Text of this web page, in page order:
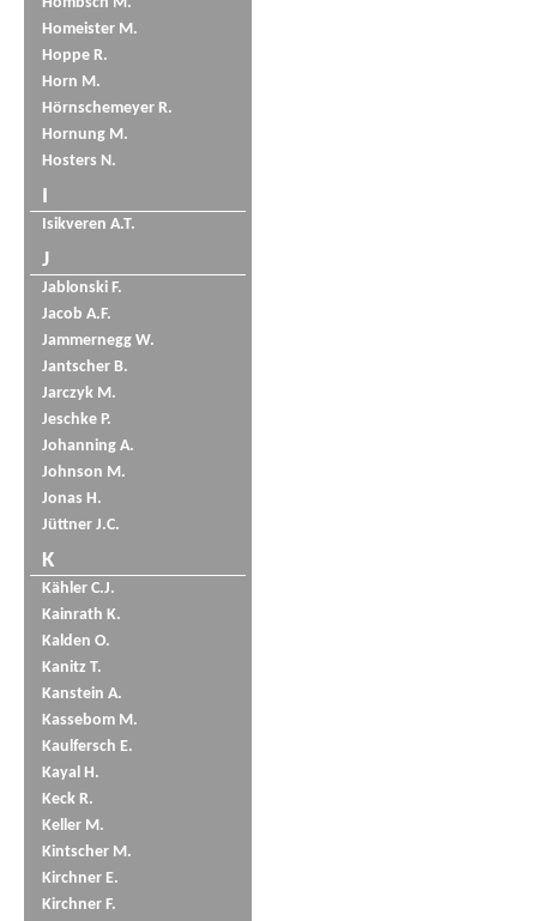
Homeister M.
Hoppe R.
Horn M.
Hörnschemeyer R.
Hornung M.
Hosters N.
I
Isikveren A.T.
J
Jablonski F.
Jacob A.F.
Jammernegg W.
Jantscher B.
Jarczyk M.
Jeschke P.
Johanning A.
Johnson M.
Jonas H.
Jüttner J.C.
K
Kähler C.J.
Kainrath K.
Kalden O.
Kanitz T.
Kanstein A.
Kassebom M.
Kaulfersch E.
Kayal H.
Keck R.
Keller M.
Kintscher M.
Kirchner E.
Kirchner F.